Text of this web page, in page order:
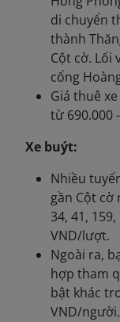
di chuyển
thành
Cột cờ. Lối
cổng
Giá thuê
từ 690.000
Xe buýt:
Nhiều
gần Cột cờ
34, 41,
VND/lượt.
Ngoài ra,
hợp tham
bật khác
VND/người.